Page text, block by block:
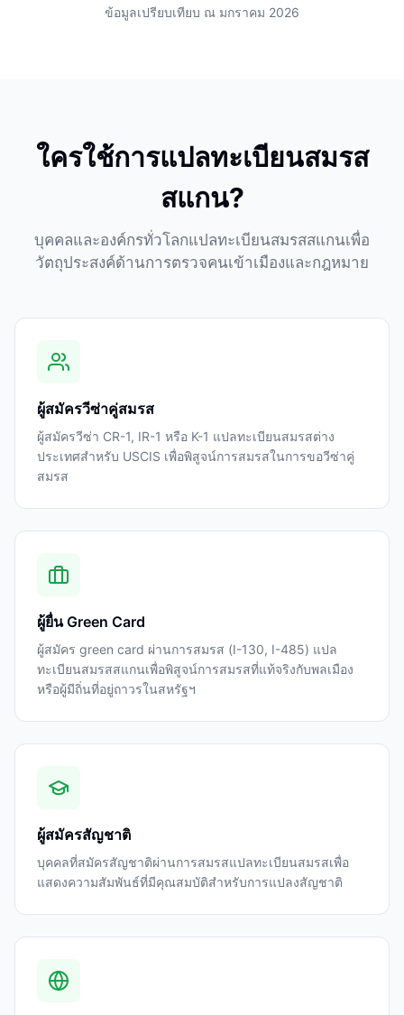
ข้อมูลเปรียบเทียบ ณ มกราคม 2026
ใครใช้การแปลทะเบียนสมรส
สแกน?
บุคคลและองค์กรทั่วโลกแปลทะเบียนสมรสสแกนเพื่อ
วัตถุประสงค์ด้านการตรวจคนเข้าเมืองและกฎหมาย
ผู้สมัครวีซ่าคู่สมรส
ผู้สมัครวีซ่า CR-1, IR-1 หรือ K-1 แปลทะเบียนสมรสต่าง
ประเทศสำหรับ USCIS เพื่อพิสูจน์การสมรสในการขอวีซ่าคู่
สมรส
ผู้ยื่น Green Card
ผู้สมัคร green card ผ่านการสมรส (I-130, I-485) แปล
ทะเบียนสมรสสแกนเพื่อพิสูจน์การสมรสที่แท้จริงกับพลเมือง
หรือผู้มีถิ่นที่อยู่ถาวรในสหรัฐฯ
ผู้สมัครสัญชาติ
บุคคลที่สมัครสัญชาติผ่านการสมรสแปลทะเบียนสมรสเพื่อ
แสดงความสัมพันธ์ที่มีคุณสมบัติสำหรับการแปลงสัญชาติ